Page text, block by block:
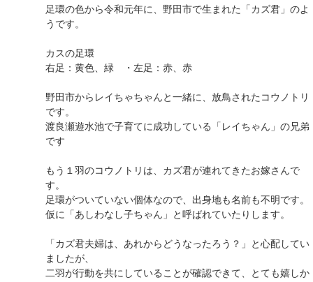
足環の色から令和元年に、野田市で生まれた「カズ君」のよ
うです。
カスの足環
右足：黄色、緑 ・左足：赤、赤
野田市からレイちゃちゃんと一緒に、放鳥されたコウノトリ
です。
渡良瀬遊水池で子育てに成功している「レイちゃん」の兄弟
です
もう１羽のコウノトリは、カズ君が連れてきたお嫁さんで
す。
足環がついていない個体なので、出身地も名前も不明です。
仮に「あしわなし子ちゃん」と呼ばれていたりします。
「カズ君夫婦は、あれからどうなったろう？」と心配してい
ましたが、
二羽が行動を共にしていることが確認できて、とても嬉しか